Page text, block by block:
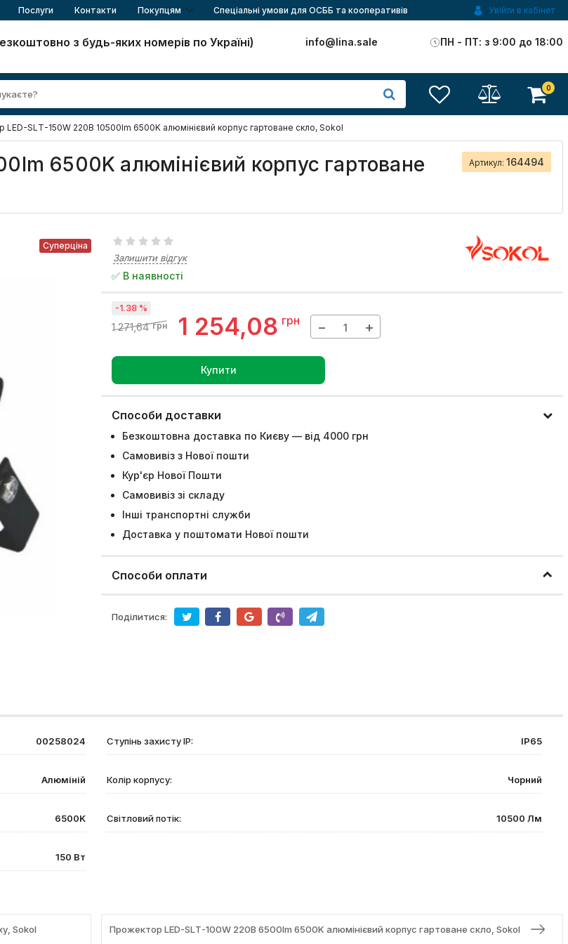
Послуги Контакти Покупцям Спеціальні умови для ОСББ та кооперативів Увійти в кабінет
з будь-яких номерів по Україні) info@lina.sale ПН - ПТ: з 9:00 до 18:00
0
LED-SLТ-150W 220В 10500lm 6500K алюмінієвий корпус гартоване скло, Sokol
6500K алюмінієвий корпус гартоване
Артикул: 164494
Суперціна
Залишити відгук
✅ В наявності
1 271,64 грн 1 254,08 грн
-1.38 %
− +
Купити
Способи доставки
Безкоштовна доставка по Києву — від 4000 грн
Самовивіз з Нової пошти
Кур'єр Нової Пошти
Самовивіз зі складу
Інші транспортні служби
Доставка у поштомати Нової пошти
Способи оплати
Поділитися:
00258024 Ступінь захисту IP: IP65
Алюміній Колір корпусу: Чорний
6500K Світловий потік: 10500 Лм
150 Вт
Sokol Прожектор LED-SLТ-100W 220В 6500lm 6500K алюмінієвий корпус гартоване скло, Sokol